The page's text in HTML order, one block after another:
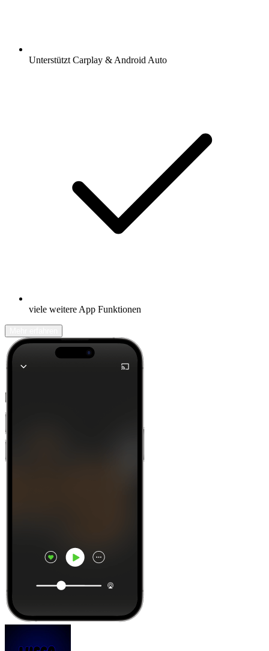
Unterstützt Carplay & Android Auto
viele weitere App Funktionen